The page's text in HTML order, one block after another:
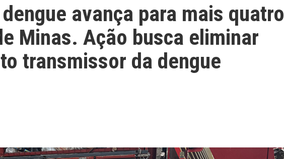
avança para mais quatro
Minas. Ação busca eliminar
transmissor da dengue